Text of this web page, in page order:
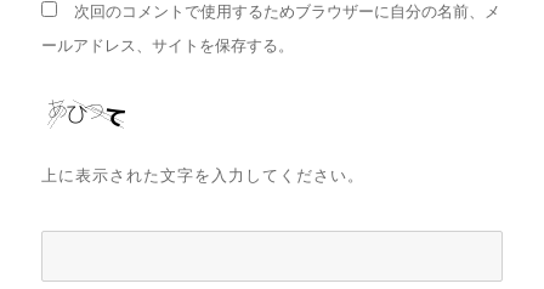
次回のコメントで使用するためブラウザーに自分の名前、メ
ールアドレス、サイトを保存する。
上に表示された文字を入力してください。